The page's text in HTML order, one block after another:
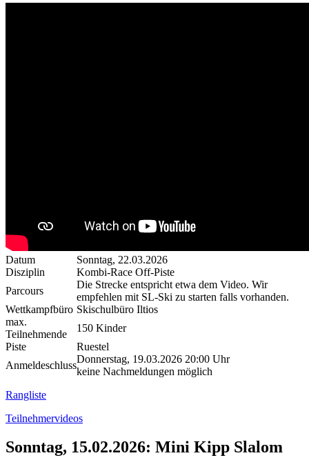
Datum
Sonntag, 22.03.2026
Disziplin
Kombi-Race Off-Piste
Parcours
Die Strecke entspricht etwa dem Video. Wir
empfehlen mit SL-Ski zu starten falls vorhanden.
Wettkampfbüro Skischulbüro Iltios
max.
Teilnehmende
150 Kinder
Piste
Ruestel
Anmeldeschluss
Donnerstag, 19.03.2026 20:00 Uhr
keine Nachmeldungen möglich
Rangliste
Teilnehmervideos
Sonntag, 15.02.2026: Mini Kipp Slalom